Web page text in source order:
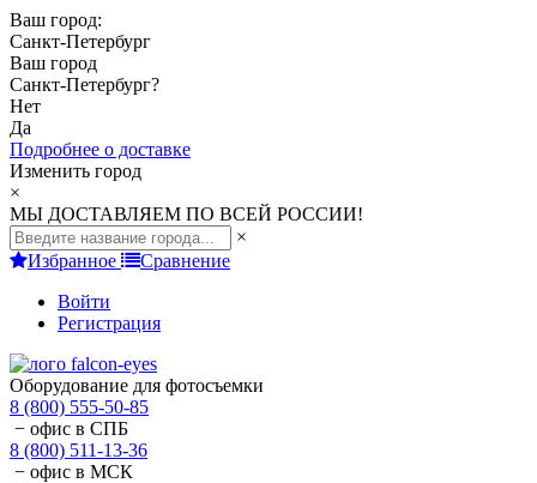
Ваш город:
Санкт-Петербург
Ваш город
Санкт-Петербург?
Нет
Да
Подробнее о доставке
Изменить город
×
МЫ ДОСТАВЛЯЕМ ПО ВСЕЙ РОССИИ!
×
Избранное
Сравнение
Войти
Регистрация
Оборудование для фотосъемки
8 (800) 555-50-85
− офис в СПБ
8 (800) 511-13-36
− офис в МСК